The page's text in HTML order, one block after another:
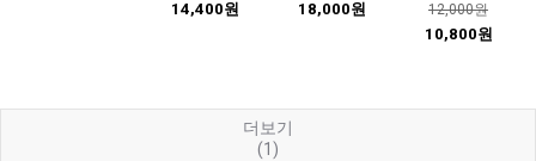
14,400원 18,000원 12,000원
10,800원
더보기
(1)